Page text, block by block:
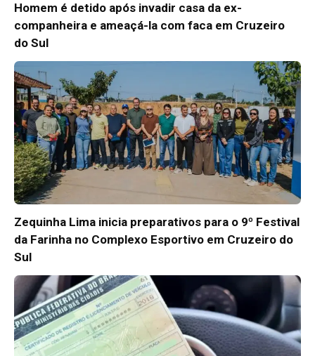
Homem é detido após invadir casa da ex-
companheira e ameaçá-la com faca em Cruzeiro
do Sul
Zequinha Lima inicia preparativos para o 9º Festival
da Farinha no Complexo Esportivo em Cruzeiro do
Sul